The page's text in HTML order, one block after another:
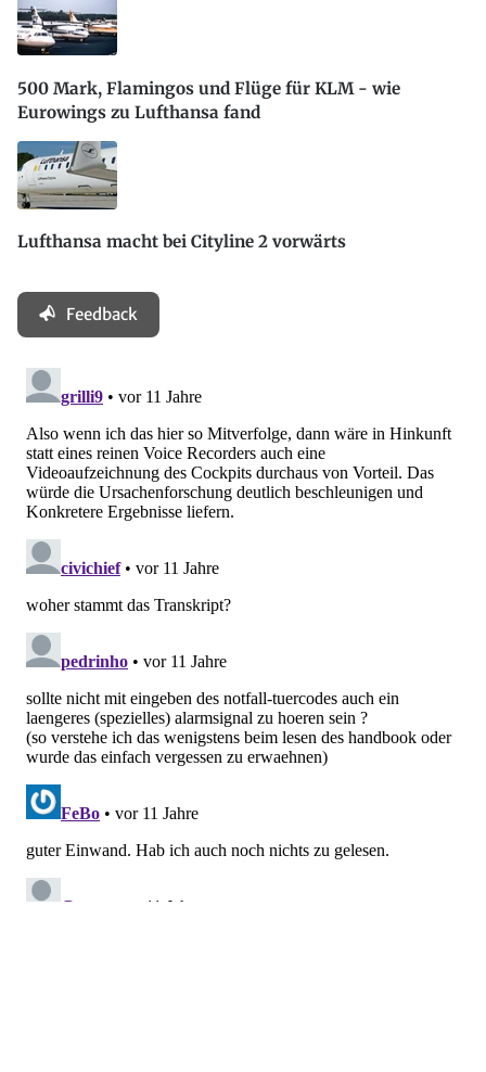
500 Mark, Flamingos und Flüge für KLM - wie
Eurowings zu Lufthansa fand
Lufthansa macht bei Cityline 2 vorwärts
Feedback